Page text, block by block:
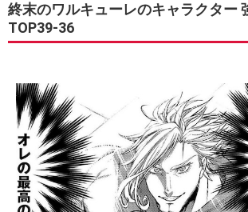
終末のワルキューレのキャラクター
TOP39-36